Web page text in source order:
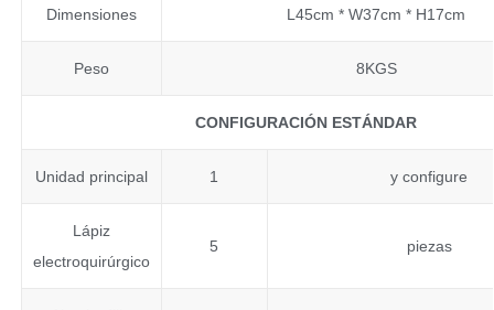
Dimensiones L45cm * W37cm * H17cm
Peso 8KGS
CONFIGURACIÓN ESTÁNDAR
Unidad principal 1 y configure
Lápiz
electroquirúrgico
5 piezas